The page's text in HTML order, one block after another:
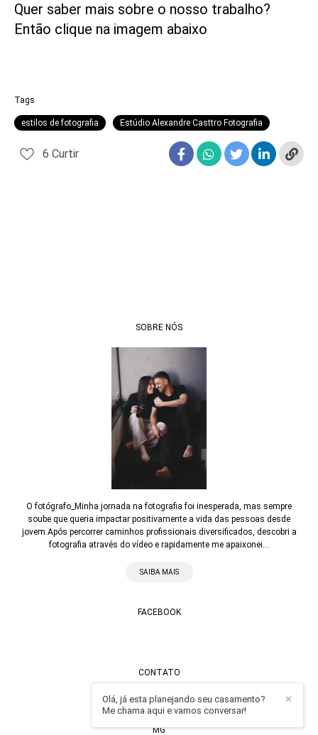
Quer saber mais sobre o nosso trabalho?
Então clique na imagem abaixo
Tags
estilos de fotografia Estúdio Alexandre Casttro Fotografia
6 Curtir
SOBRE NÓS
O fotógrafo_Minha jornada na fotografia foi inesperada, mas sempre
soube que queria impactar positivamente a vida das pessoas desde
jovem.Após percorrer caminhos profissionais diversificados, descobri a
fotografia através do vídeo e rapidamente me apaixonei...
SAIBA MAIS
FACEBOOK
CONTATO
Enviar mensagem
contato@alexandrecasttro.com.br
MG
✕
Olá, já esta planejando seu casamento?
Me chama aqui e vamos conversar!